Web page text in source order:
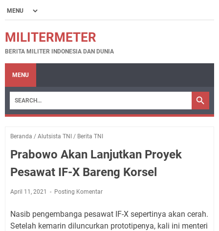
MILITERMETER
BERITA MILITER INDONESIA DAN DUNIA
MENU
Beranda / Alutsista TNI / Berita TNI
Prabowo Akan Lanjutkan Proyek
Pesawat IF-X Bareng Korsel
April 11, 2021 Posting Komentar
Nasib pengembanga pesawat IF-X sepertinya akan cerah.
Setelah kemarin diluncurkan prototipenya, kali ini menteri